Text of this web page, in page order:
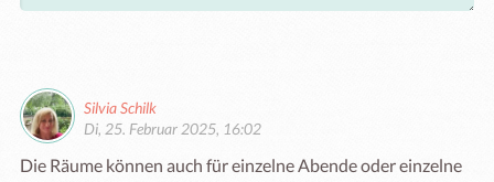
Silvia Schilk
Di, 25. Februar 2025, 16:02
Die Räume können auch für einzelne Abende oder einzelne